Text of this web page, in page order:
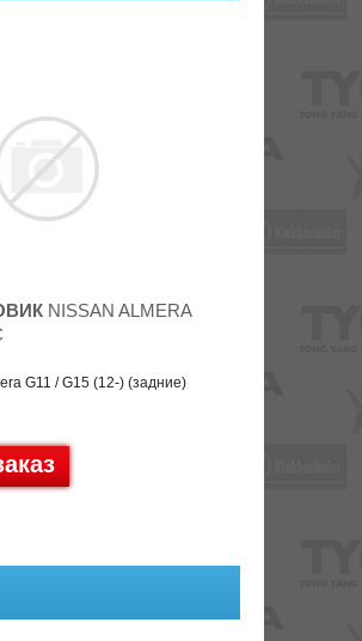
NISSAN ALMERA
G11 / G15 (12-) (задние)